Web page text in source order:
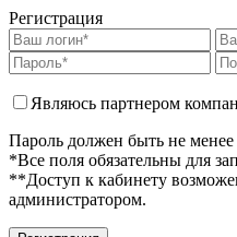
Регистрация
Являюсь партнером
Пароль должен быть не
*Все поля обязательны для
**Доступ к кабинету
администратором.